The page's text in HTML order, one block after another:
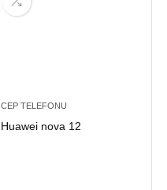
CEP TELEFONU
Huawei nova 12